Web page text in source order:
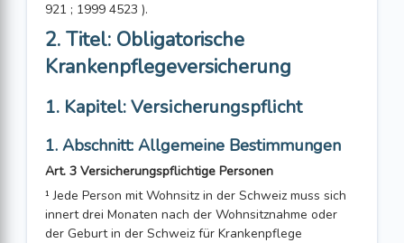
921 ; 1999 4523 ).
2. Titel: Obligatorische
Krankenpflegeversicherung
1. Kapitel: Versicherungspflicht
1. Abschnitt: Allgemeine Bestimmungen
Art. 3 Versicherungspflichtige Personen
¹ Jede Person mit Wohnsitz in der Schweiz muss sich
innert drei Monaten nach der Wohnsitznahme oder
der Geburt in der Schweiz für Krankenpflege